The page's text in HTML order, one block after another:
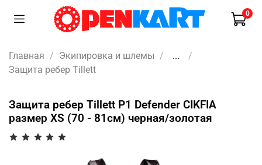
0
Главная Экипировка и шлемы
...
Защита ребер Tillett
Защита ребер Tillett P1 Defender CIKFIA
размер XS (70 - 81см) черная/золотая